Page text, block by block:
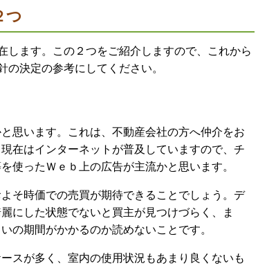
つ
ます。この２つをご紹介しますので、これから
決定の参考にしてください。
思います。これは、不動産会社の方へ仲介をお
在はインターネットが普及していますので、チ
使ったＷｅｂ上の広告が主流かと思います。
そ時価での売買が期待できることでしょう。デ
にした状態でないと買主が見つけづらく、ま
の期間がかかるのか読めないことです。
スが多く、室内の使用状況もあまり良くないも